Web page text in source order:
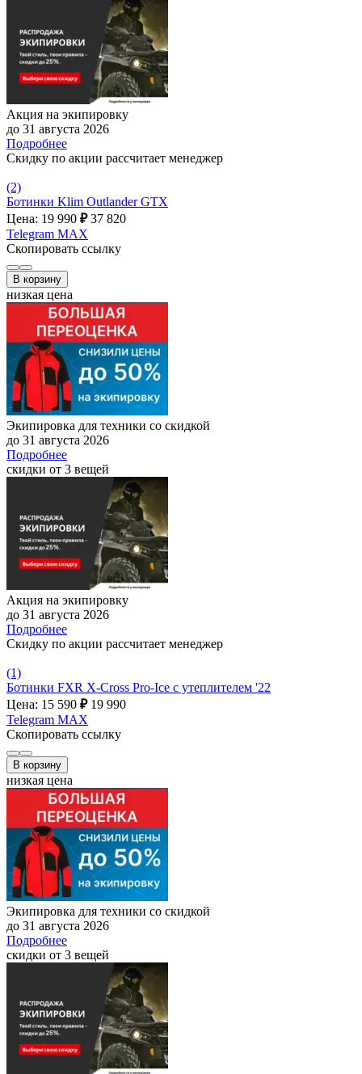
Акция на экипировку
до 31 августа 2026
Подробнее
Скидку по акции рассчитает менеджер
(2)
Ботинки Klim Outlander GTX
Цена: 19 990 ₽ 37 820
Telegram MAX
Скопировать ссылку
В корзину
низкая цена
Экипировка для техники со скидкой
до 31 августа 2026
Подробнее
скидки от 3 вещей
Акция на экипировку
до 31 августа 2026
Подробнее
Скидку по акции рассчитает менеджер
(1)
Ботинки FXR X-Cross Pro-Ice с утеплителем '22
Цена: 15 590 ₽ 19 990
Telegram MAX
Скопировать ссылку
В корзину
низкая цена
Экипировка для техники со скидкой
до 31 августа 2026
Подробнее
скидки от 3 вещей